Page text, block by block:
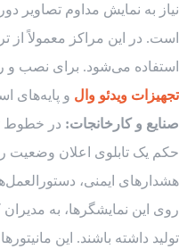
نیاز به نمایش مداوم تصاویر
است. در این مراکز معمولاً از
استفاده می‌شود. برای نصب و
تجهیزات ویدئو وال و پایه‌های
صنایع و کارخانجات: در خطوط
حکم یک تابلوی اعلان وضعیت
روی این نمایشگرها، به
تولید داشته باشند. این